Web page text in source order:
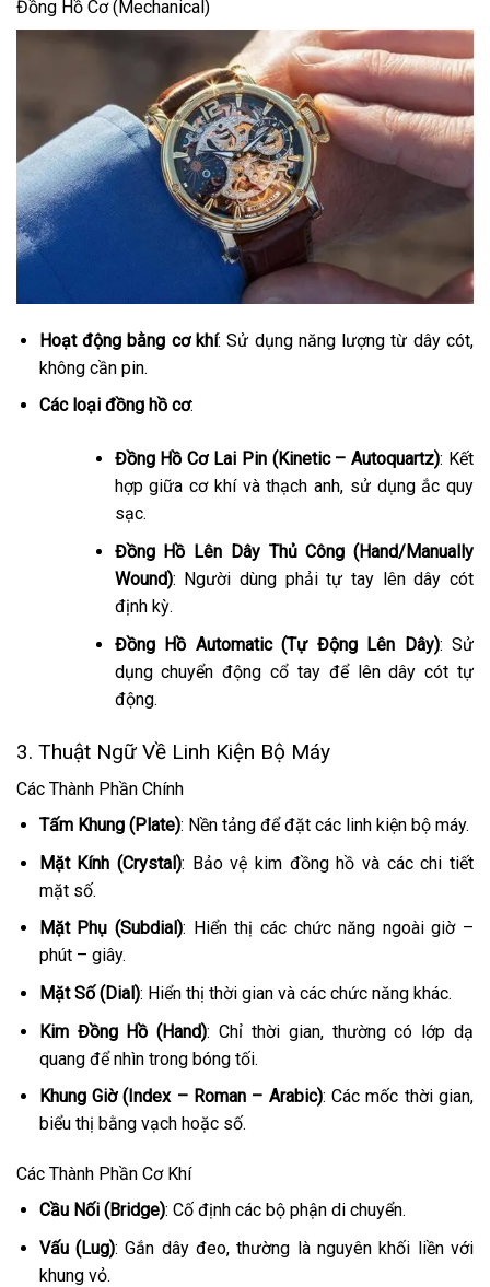
Đồng Hồ Cơ (Mechanical)
Hoạt động bằng cơ khí: Sử dụng năng lượng từ dây cót,
không cần pin.
Các loại đồng hồ cơ:
Đồng Hồ Cơ Lai Pin (Kinetic – Autoquartz): Kết
hợp giữa cơ khí và thạch anh, sử dụng ắc quy
sạc.
Đồng Hồ Lên Dây Thủ Công (Hand/Manually
Wound): Người dùng phải tự tay lên dây cót
định kỳ.
Đồng Hồ Automatic (Tự Động Lên Dây): Sử
dụng chuyển động cổ tay để lên dây cót tự
động.
3. Thuật Ngữ Về Linh Kiện Bộ Máy
Các Thành Phần Chính
Tấm Khung (Plate): Nền tảng để đặt các linh kiện bộ máy.
Mặt Kính (Crystal): Bảo vệ kim đồng hồ và các chi tiết
mặt số.
Mặt Phụ (Subdial): Hiển thị các chức năng ngoài giờ –
phút – giây.
Mặt Số (Dial): Hiển thị thời gian và các chức năng khác.
Kim Đồng Hồ (Hand): Chỉ thời gian, thường có lớp dạ
quang để nhìn trong bóng tối.
Khung Giờ (Index – Roman – Arabic): Các mốc thời gian,
biểu thị bằng vạch hoặc số.
Các Thành Phần Cơ Khí
Cầu Nối (Bridge): Cố định các bộ phận di chuyển.
Vấu (Lug): Gắn dây đeo, thường là nguyên khối liền với
khung vỏ.